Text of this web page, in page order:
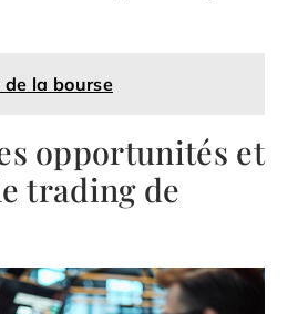
de la bourse
opportunités et
trading de